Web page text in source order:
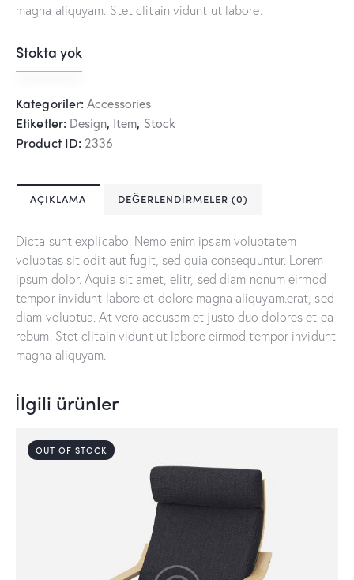
magna aliquyam. Stet clitain vidunt ut labore.
Stokta yok
Kategoriler:Accessories
Etiketler: Design, Item, Stock
Product ID: 2336
AÇIKLAMA DEĞERLENDIRMELER (0)
Dicta sunt explicabo. Nemo enim ipsam voluptatem
voluptas sit odit aut fugit, sed quia consequuntur. Lorem
ipsum dolor. Aquia sit amet, elitr, sed diam nonum eirmod
tempor invidunt labore et dolore magna aliquyam.erat, sed
diam voluptua. At vero accusam et justo duo dolores et ea
rebum. Stet clitain vidunt ut labore eirmod tempor invidunt
magna aliquyam.
İlgili ürünler
OUT OF STOCK